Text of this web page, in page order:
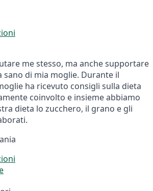
me stesso, ma anche supportare
sano di mia moglie. Durante il
ha ricevuto consigli sulla dieta
coinvolto e insieme abbiamo
dieta lo zucchero, il grano e gli